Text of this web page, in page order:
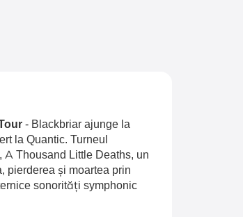
- Blackbriar ajunge la
la Quantic. Turneul
Thousand Little Deaths, un
pierderea și moartea prin
sonorități symphonic